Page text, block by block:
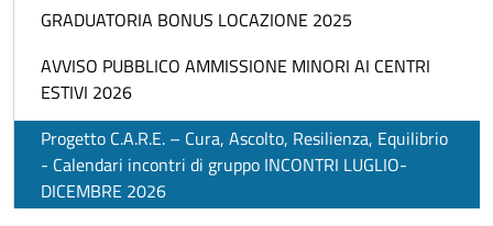
GRADUATORIA BONUS LOCAZIONE 2025
AVVISO PUBBLICO AMMISSIONE MINORI AI CENTRI
ESTIVI 2026
Progetto C.A.R.E. – Cura, Ascolto, Resilienza, Equilibrio
- Calendari incontri di gruppo INCONTRI LUGLIO-
DICEMBRE 2026